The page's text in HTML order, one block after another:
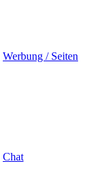
Werbung / Seiten
Chat